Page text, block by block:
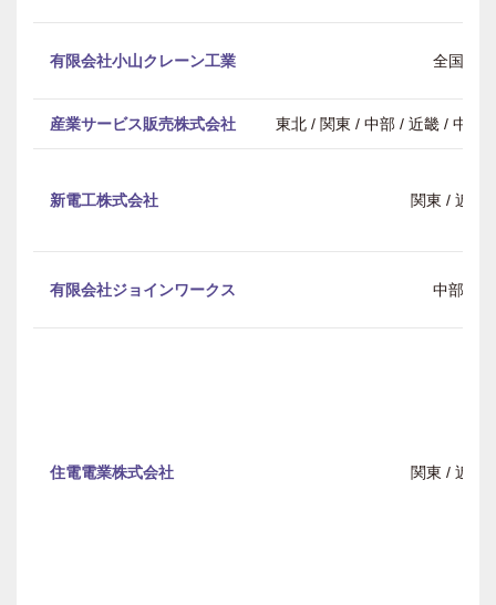
有限会社小山クレーン工業 全国
産業サービス販売株式会社 東北 / 関東 / 中部 / 近畿 / 中国
新電工株式会社 関東 / 近畿
有限会社ジョインワークス 中部
住電電業株式会社 関東 / 近畿